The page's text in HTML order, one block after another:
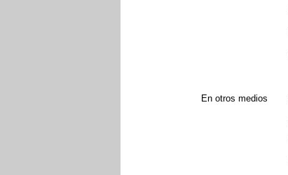
En otros medios